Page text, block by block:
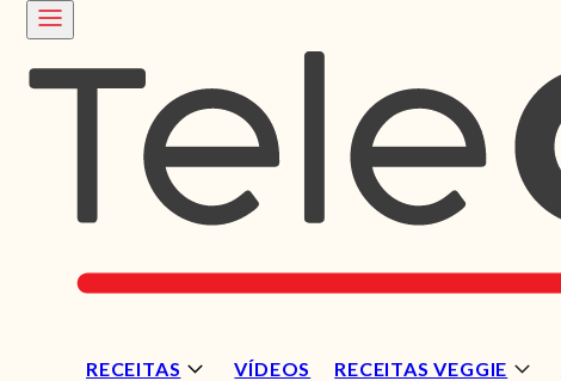
RECEITAS VÍDEOS RECEITAS VEGGIE